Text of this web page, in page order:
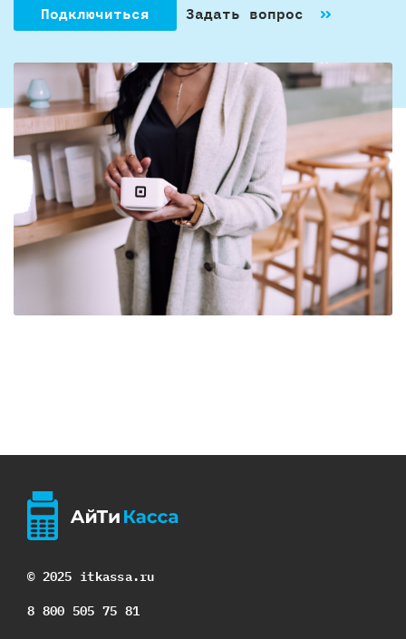
Подключиться Задать вопрос
© 2025 itkassa.ru
8 800 505 75 81